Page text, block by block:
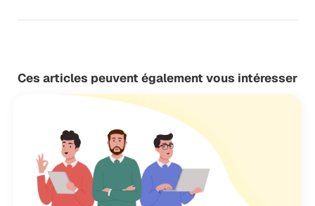
Ces articles peuvent également vous intéresser